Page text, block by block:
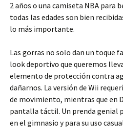
2 años o una camiseta NBA para
todas las edades son bien
lo más importante.
Las gorras no solo dan un toque
look deportivo que queremos
elemento de protección contra
dañarnos. La versión de Wii
de movimiento, mientras que en
pantalla táctil. Un prenda genial
en el gimnasio y para su uso